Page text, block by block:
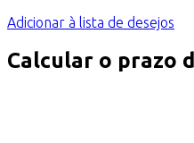
Adicionar à lista de desejos
Calcular o prazo